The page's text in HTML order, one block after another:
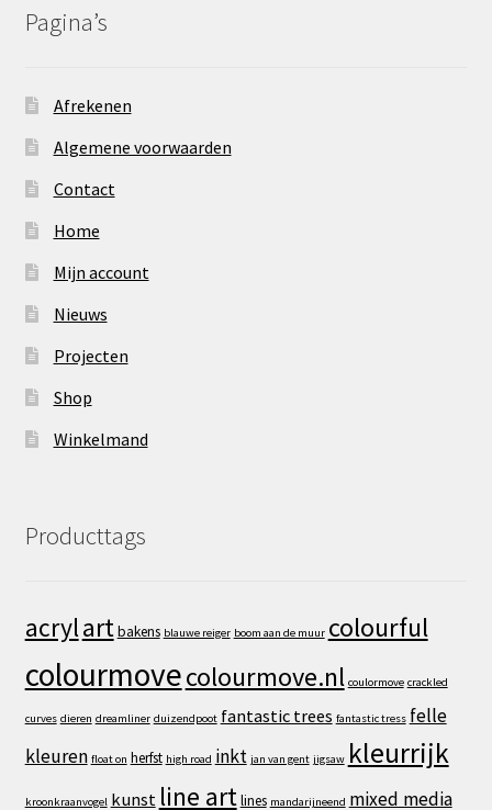
Pagina’s
Afrekenen
Algemene voorwaarden
Contact
Home
Mijn account
Nieuws
Projecten
Shop
Winkelmand
Producttags
acrylartbakens blauwe reiger boom aan de muur colourful
colourmovecolourmove.nl coulormove crackled
curves dieren dreamliner duizendpoot fantastic trees fantastic tress felle
kleuren float on herfst high road inkt jan van gent jigsaw kleurrijk
kroonkraanvogel kunst line artlines mandarijneend mixed media